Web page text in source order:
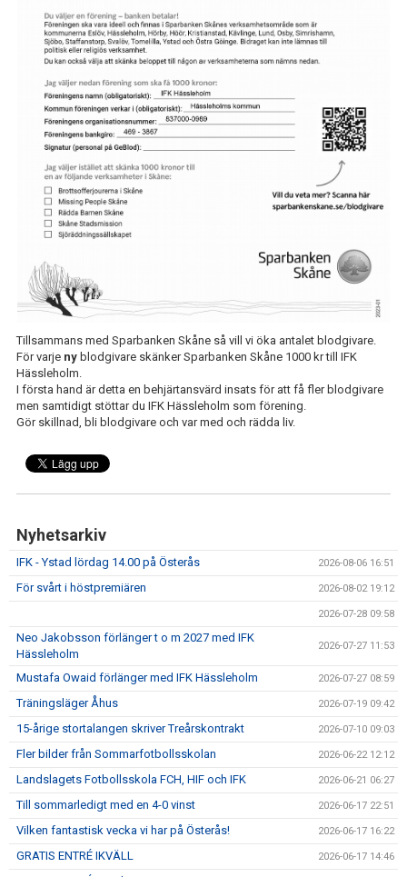
IFK GER TILLBAKA
50/50 LOTTERIET
IFK TIPSET 2026
VM-TIPSET 2026
Tillsammans med Sparbanken Skåne så vill vi öka antalet blodgivare.
För varje ny blodgivare skänker Sparbanken Skåne 1000 kr till IFK
Hässleholm.
I första hand är detta en behjärtansvärd insats för att få fler blodgivare
men samtidigt stöttar du IFK Hässleholm som förening.
Gör skillnad, bli blodgivare och var med och rädda liv.
Nyhetsarkiv
IFK - Ystad lördag 14.00 på Österås 2026-08-06 16:51
För svårt i höstpremiären 2026-08-02 19:12
2026-07-28 09:58
Neo Jakobsson förlänger t o m 2027 med IFK
Hässleholm
2026-07-27 11:53
Mustafa Owaid förlänger med IFK Hässleholm 2026-07-27 08:59
Träningsläger Åhus 2026-07-19 09:42
15-årige stortalangen skriver Treårskontrakt 2026-07-10 09:03
Fler bilder från Sommarfotbollsskolan 2026-06-22 12:12
Landslagets Fotbollsskola FCH, HIF och IFK 2026-06-21 06:27
Till sommarledigt med en 4-0 vinst 2026-06-17 22:51
Vilken fantastisk vecka vi har på Österås! 2026-06-17 16:22
GRATIS ENTRÉ IKVÄLL 2026-06-17 14:46